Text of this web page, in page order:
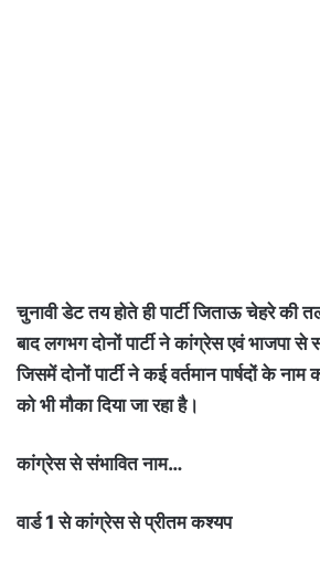
चुनावी डेट तय होते ही पार्टी जिताऊ चेहरे
बाद लगभग दोनों पार्टी ने कांग्रेस एवं भाजपा से
जिसमें दोनों पार्टी ने कई वर्तमान पार्षदों के
को भी मौका दिया जा रहा है।
कांग्रेस से संभावित नाम…
वार्ड 1 से कांग्रेस से प्रीतम कश्यप